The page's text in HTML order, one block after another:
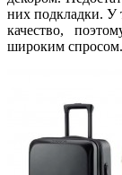
них подкладки. У
качество,
широким спросом.